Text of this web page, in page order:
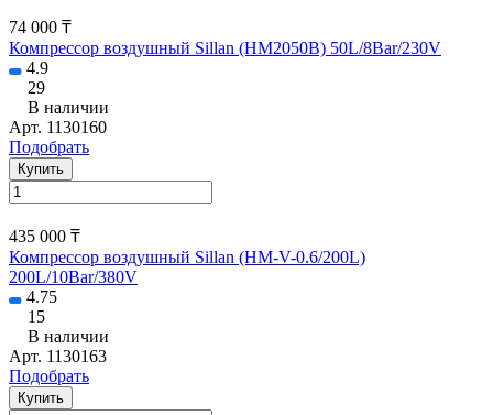
74 000 ₸
Компрессор воздушный Sillan (HM2050B) 50L/8Bar/230V
4.9
29
В наличии
Арт. 1130160
Подобрать
Купить
435 000 ₸
Компрессор воздушный Sillan (HM-V-0.6/200L)
200L/10Bar/380V
4.75
15
В наличии
Арт. 1130163
Подобрать
Купить